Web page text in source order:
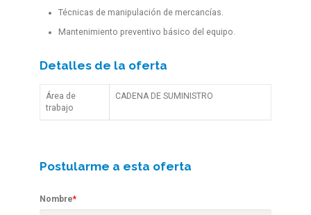
Técnicas de manipulación de mercancías.
Mantenimiento preventivo básico del equipo.
Detalles de la oferta
Área de
trabajo
CADENA DE SUMINISTRO
Postularme a esta oferta
Nombre*